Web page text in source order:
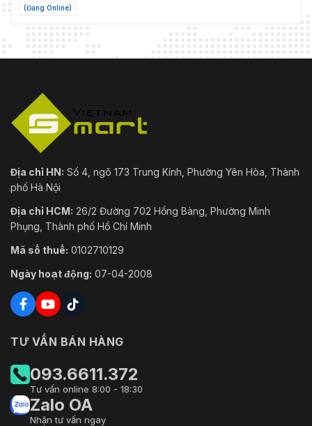
(Đang Online)
Địa chỉ HN: Số 4, ngõ 173 Trung Kính, Phường Yên Hòa, Thành
phố Hà Nội
Địa chỉ HCM: 26/2 Đường 702 Hồng Bàng, Phường Minh
Phụng, Thành phố Hồ Chí Minh
Mã số thuế: 0102710129
Ngày hoạt động: 07-04-2008
TƯ VẤN BÁN HÀNG
093.6611.372
Tư vấn online 8:00 - 18:30
Zalo OA
Nhận tư vấn ngay